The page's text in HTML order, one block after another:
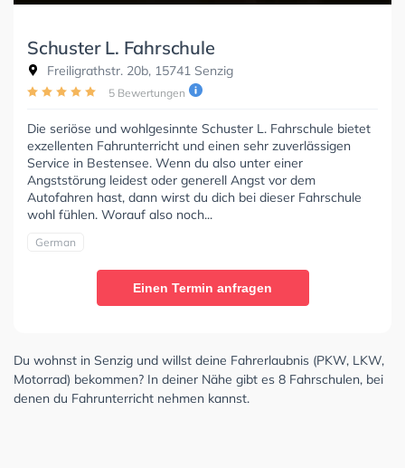
Schuster L. Fahrschule
Freiligrathstr. 20b, 15741 Senzig
5 Bewertungen
Die seriöse und wohlgesinnte Schuster L. Fahrschule bietet
exzellenten Fahrunterricht und einen sehr zuverlässigen
Service in Bestensee. Wenn du also unter einer
Angststörung leidest oder generell Angst vor dem
Autofahren hast, dann wirst du dich bei dieser Fahrschule
wohl fühlen. Worauf also noch...
German
Einen Termin anfragen
Du wohnst in Senzig und willst deine Fahrerlaubnis (PKW, LKW,
Motorrad) bekommen? In deiner Nähe gibt es 8 Fahrschulen, bei
denen du Fahrunterricht nehmen kannst.